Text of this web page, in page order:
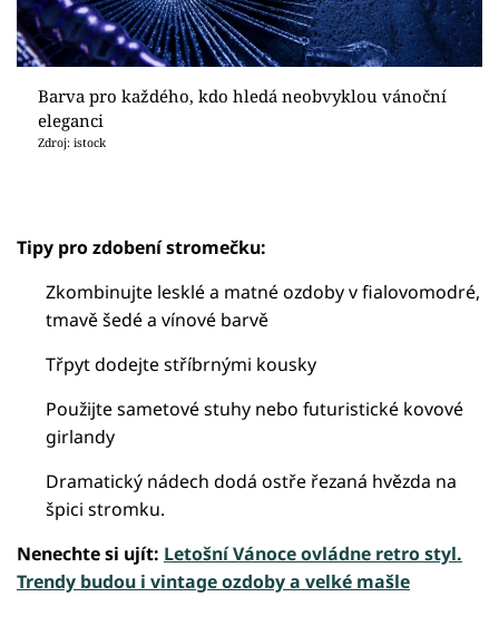
Barva pro každého, kdo hledá neobvyklou vánoční
eleganci
Zdroj: istock
Tipy pro zdobení stromečku:
Zkombinujte lesklé a matné ozdoby v fialovomodré,
tmavě šedé a vínové barvě
Třpyt dodejte stříbrnými kousky
Použijte sametové stuhy nebo futuristické kovové
girlandy
Dramatický nádech dodá ostře řezaná hvězda na
špici stromku.
Nenechte si ujít: Letošní Vánoce ovládne retro styl.
Trendy budou i vintage ozdoby a velké mašle